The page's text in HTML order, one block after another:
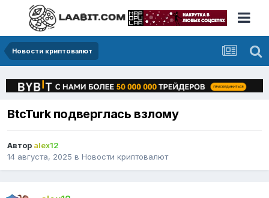
Новости криптовалют
BtcTurk подверглась взлому
Автор alex12
14 августа, 2025 в Новости криптовалют